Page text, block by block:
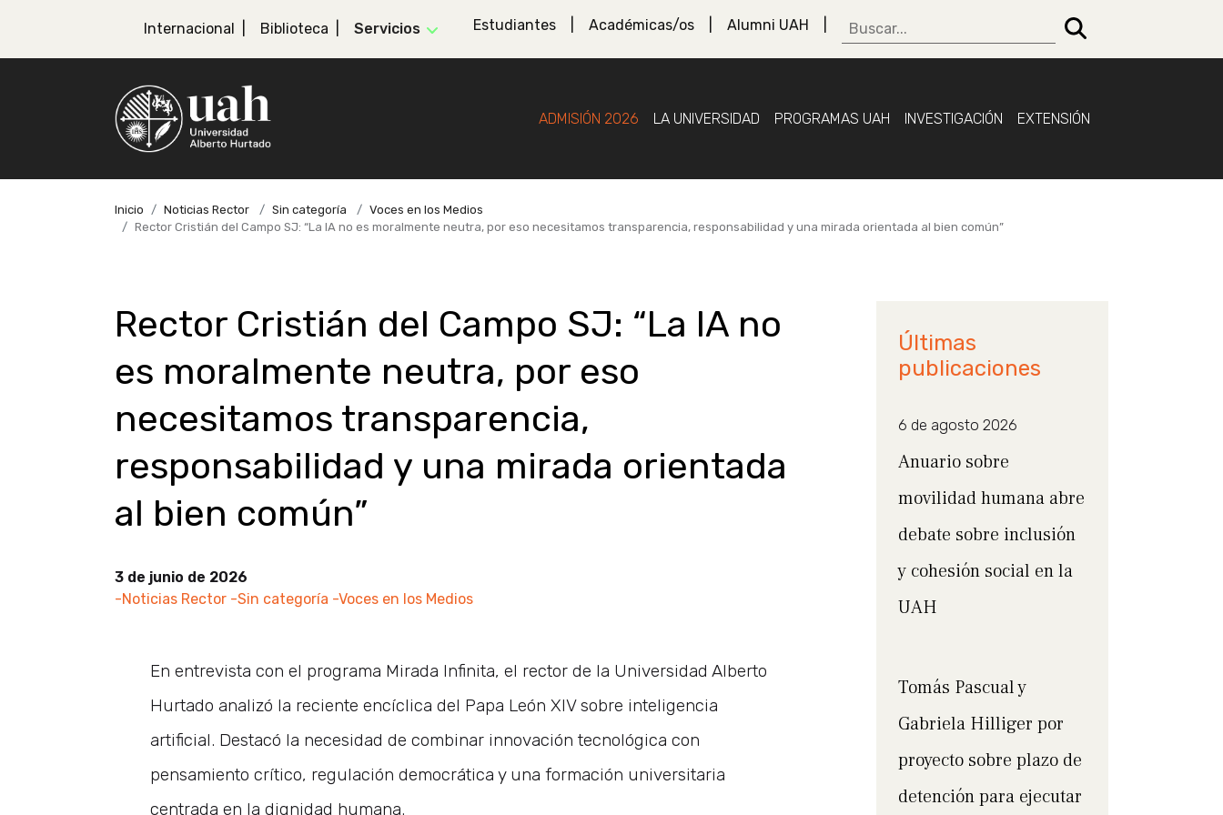
Internacional Biblioteca Servicios Estudiantes Académicas/os Alumni UAH
ADMISIÓN 2026 LA UNIVERSIDAD PROGRAMAS UAH INVESTIGACIÓN EXTENSIÓN
Inicio Noticias Rector Sin categoría
Voces en los Medios
Rector Cristián del Campo SJ: “La IA no es moralmente neutra, por eso necesitamos transparencia, responsabilidad y una mirada orientada al bien común”
Rector Cristián del Campo SJ: “La IA no
es moralmente neutra, por eso
necesitamos transparencia,
responsabilidad y una mirada orientada
al bien común”
3 de junio de 2026
-Noticias Rector -Sin categoría -Voces en los Medios
En entrevista con el programa Mirada Infinita, el rector de la Universidad Alberto
Hurtado analizó la reciente encíclica del Papa León XIV sobre inteligencia
artificial. Destacó la necesidad de combinar innovación tecnológica con
pensamiento crítico, regulación democrática y una formación universitaria
centrada en la dignidad humana.
Últimas
publicaciones
6 de agosto 2026
Anuario sobre
movilidad humana abre
debate sobre inclusión
y cohesión social en la
UAH
Tomás Pascual y
Gabriela Hilliger por
proyecto sobre plazo de
detención para ejecutar